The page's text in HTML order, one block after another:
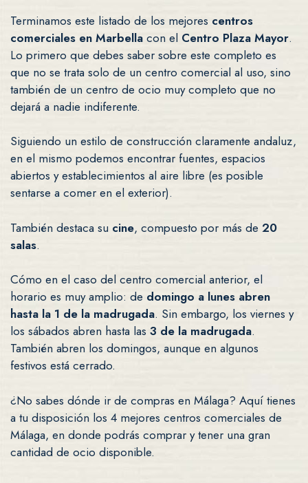
Terminamos este listado de los mejores centros
comerciales en Marbella con el Centro Plaza Mayor.
Lo primero que debes saber sobre este completo es
que no se trata solo de un centro comercial al uso, sino
también de un centro de ocio muy completo que no
dejará a nadie indiferente.
Siguiendo un estilo de construcción claramente andaluz,
en el mismo podemos encontrar fuentes, espacios
abiertos y establecimientos al aire libre (es posible
sentarse a comer en el exterior).
También destaca su cine, compuesto por más de 20
salas.
Cómo en el caso del centro comercial anterior, el
horario es muy amplio: de domingo a lunes abren
hasta la 1 de la madrugada. Sin embargo, los viernes y
los sábados abren hasta las 3 de la madrugada.
También abren los domingos, aunque en algunos
festivos está cerrado.
¿No sabes dónde ir de compras en Málaga? Aquí tienes
a tu disposición los 4 mejores centros comerciales de
Málaga, en donde podrás comprar y tener una gran
cantidad de ocio disponible.